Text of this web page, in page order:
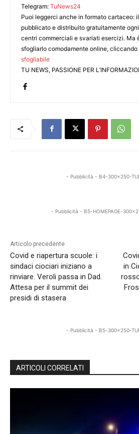
Telegram: TuNews24
Puoi leggerci anche in formato cartaceo:
pubblicato e distribuito gratuitamente
centri commerciali e svariati esercizi. Ma
sfogliarlo comodamente online, cliccando
sfogliabile
TU NEWS, PASSIONE PER
- Pubblicità - B4-300x250-
- Pubblicità - B5-HOMEPAGE-
Articolo precedente
Covid e riapertura scuole: i
sindaci ciociari iniziano a
rinviare. Veroli passa in Dad.
Attesa per il summit dei
presidi di stasera
in
- Pubblicità - B5-300x250-
ARTICOLI CORRELATI